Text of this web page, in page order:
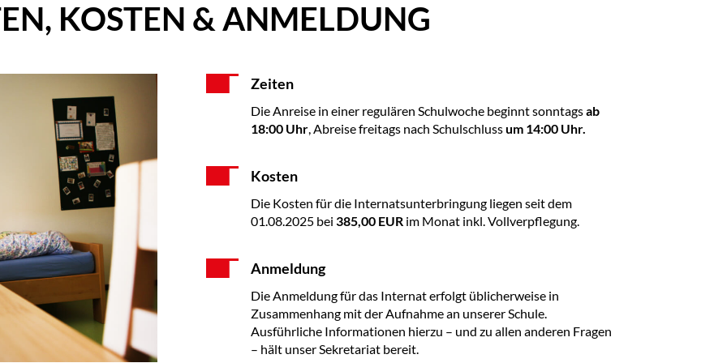
KOSTEN & ANMELDUNG
Zeiten
Die Anreise in einer regulären Schulwoche beginnt sonntagsab
18:00 Uhr, Abreise freitags nach Schulschlussum 14:00 Uhr.
Kosten
Die Kosten für die Internatsunterbringung liegen seit dem
01.08.2025 bei 385,00 EURim Monat inkl. Vollverpflegung.
Anmeldung
Die Anmeldung für das Internat erfolgt üblicherweise in
Zusammenhang mit der Aufnahme an unserer Schule.
Ausführliche Informationen hierzu – und zu allen anderen Fragen
– hält unser Sekretariat bereit.